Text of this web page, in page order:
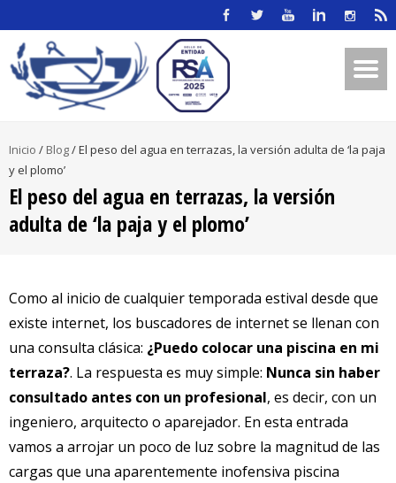
Inicio / Blog/El peso del agua en terrazas, la versión adulta de ‘la paja
y el plomo’
El peso del agua en terrazas, la versión
adulta de ‘la paja y el plomo’
Como al inicio de cualquier temporada estival desde que
existe internet, los buscadores de internet se llenan con
una consulta clásica: ¿Puedo colocar una piscina en mi
terraza?. La respuesta es muy simple: Nunca sin haber
consultado antes con un profesional, es decir, con un
ingeniero, arquitecto o aparejador. En esta entrada
vamos a arrojar un poco de luz sobre la magnitud de las
cargas que una aparentemente inofensiva piscina